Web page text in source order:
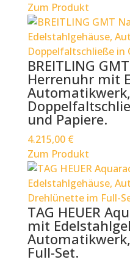
Zum Produkt
BREITLING
Herrenuhr mit
Automatikwerk,
und Papiere.
4.215,00 €
Zum Produkt
TAG HEUER
mit
Full-Set.